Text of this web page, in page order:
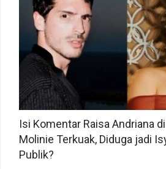
Isi Komentar Raisa Andriana
Molinie Terkuak, Diduga jadi
Publik?